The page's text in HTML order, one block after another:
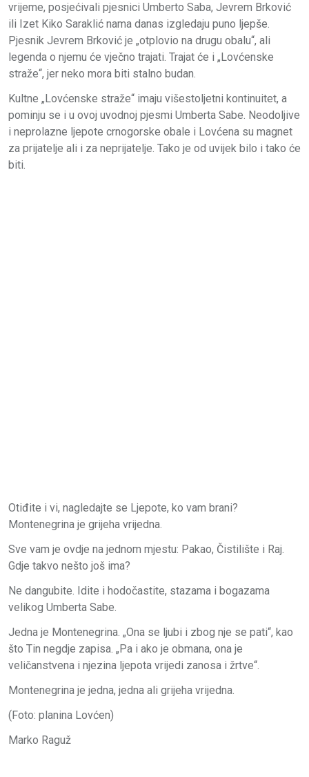
vrijeme, posjećivali pjesnici Umberto Saba, Jevrem Brković
ili Izet Kiko Saraklić nama danas izgledaju puno ljepše.
Pjesnik Jevrem Brković je „otplovio na drugu obalu“, ali
legenda o njemu će vječno trajati. Trajat će i „Lovćenske
straže“, jer neko mora biti stalno budan.
Kultne „Lovćenske straže“ imaju višestoljetni kontinuitet, a
pominju se i u ovoj uvodnoj pjesmi Umberta Sabe. Neodoljive
i neprolazne ljepote crnogorske obale i Lovćena su magnet
za prijatelje ali i za neprijatelje. Tako je od uvijek bilo i tako će
biti.
Otiđite i vi, nagledajte se Ljepote, ko vam brani?
Montenegrina je grijeha vrijedna.
Sve vam je ovdje na jednom mjestu: Pakao, Čistilište i Raj.
Gdje takvo nešto još ima?
Ne dangubite. Idite i hodočastite, stazama i bogazama
velikog Umberta Sabe.
Jedna je Montenegrina. „Ona se ljubi i zbog nje se pati“, kao
što Tin negdje zapisa. „Pa i ako je obmana, ona je
veličanstvena i njezina ljepota vrijedi zanosa i žrtve“.
Montenegrina je jedna, jedna ali grijeha vrijedna.
(Foto: planina Lovćen)
Marko Raguž